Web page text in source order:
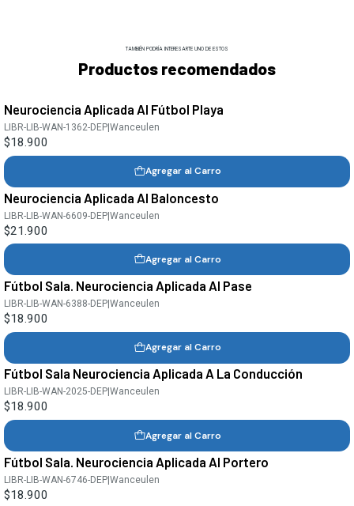
TAMBIÉN PODRÍA INTERESARTE UNO DE ESTOS
Productos recomendados
Neurociencia Aplicada Al Fútbol Playa
LIBR-LIB-WAN-1362-DEP |Wanceulen
$18.900
Agregar al Carro
Neurociencia Aplicada Al Baloncesto
LIBR-LIB-WAN-6609-DEP|Wanceulen
$21.900
Agregar al Carro
Fútbol Sala. Neurociencia Aplicada Al Pase
LIBR-LIB-WAN-6388-DEP |Wanceulen
$18.900
Agregar al Carro
Fútbol Sala Neurociencia Aplicada A La Conducción
LIBR-LIB-WAN-2025-DEP |Wanceulen
$18.900
Agregar al Carro
Fútbol Sala. Neurociencia Aplicada Al Portero
LIBR-LIB-WAN-6746-DEP|Wanceulen
$18.900